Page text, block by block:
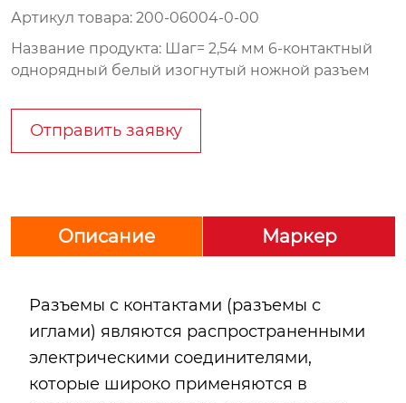
Артикул товара: 200-06004-0-00
Название продукта: Шаг= 2,54 мм 6-контактный
однорядный белый изогнутый ножной разъем
Отправить заявку
Описание Маркер
Разъемы с контактами (разъемы с
иглами) являются распространенными
электрическими соединителями,
которые широко применяются в